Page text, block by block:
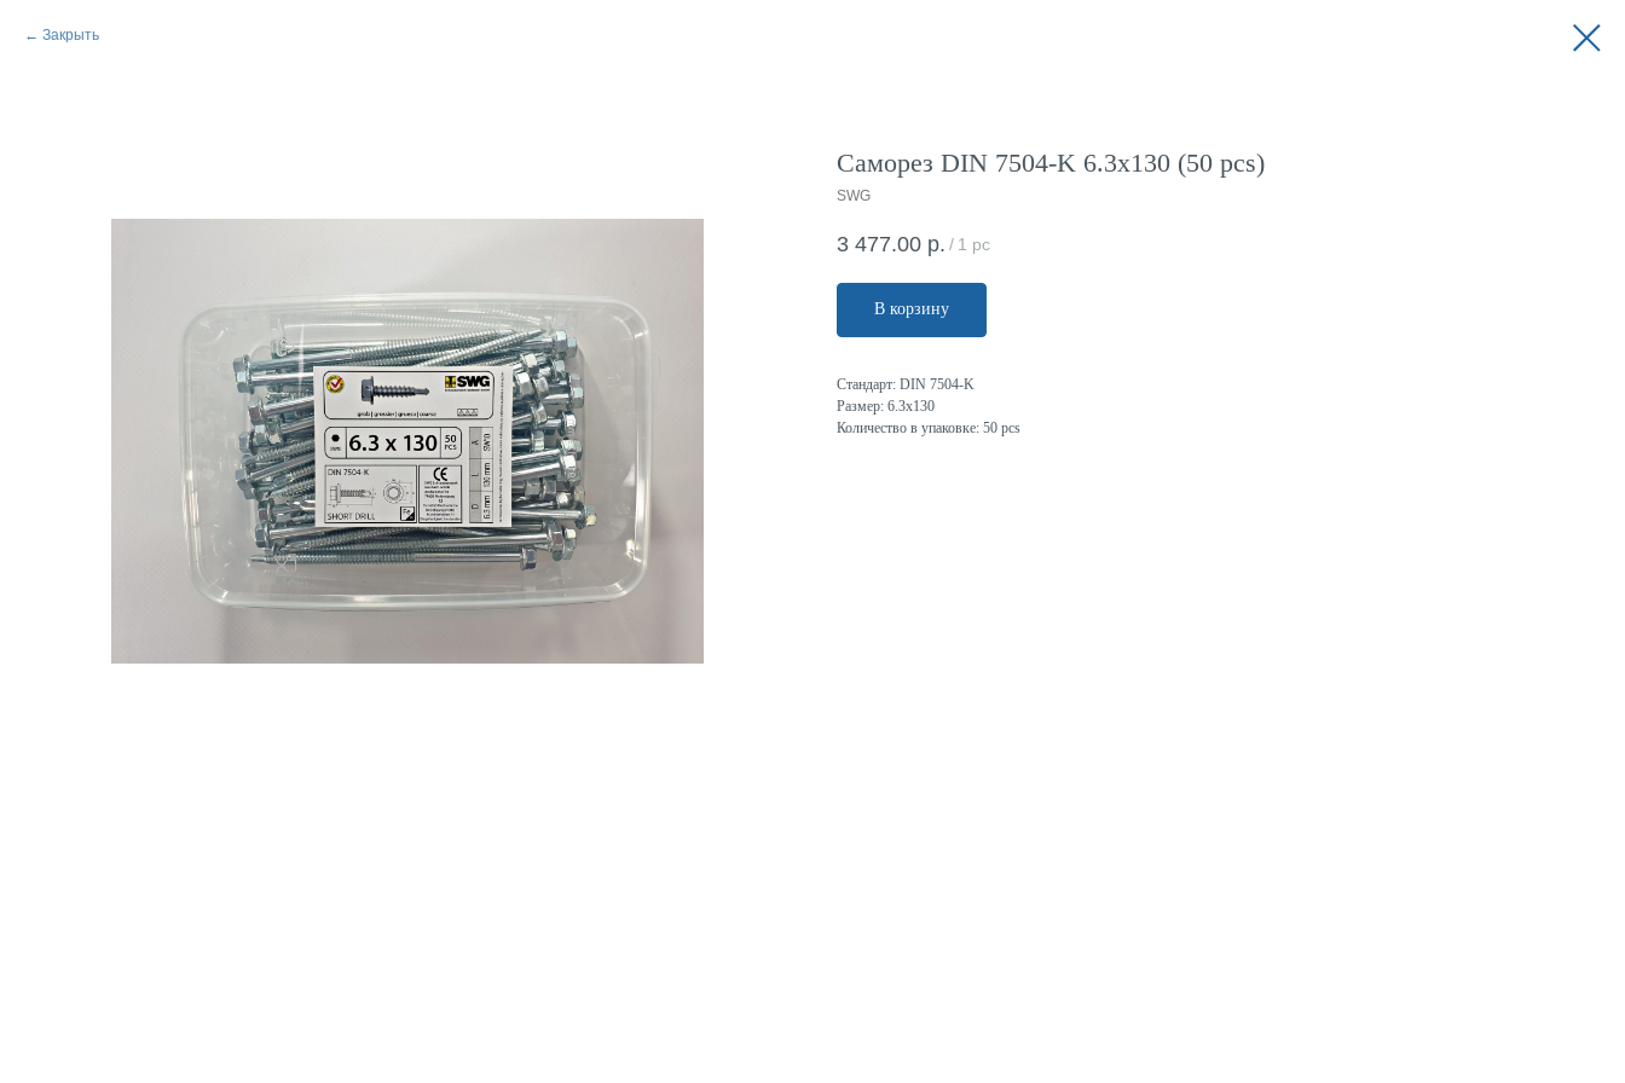
Закрыть
Саморез DIN 7504-K 6.3x130 (50 pcs)
SWG
3 477.00 р. / 1 pc
В корзину
Стандарт: DIN 7504-K
Размер: 6.3x130
Количество в упаковке: 50 pcs